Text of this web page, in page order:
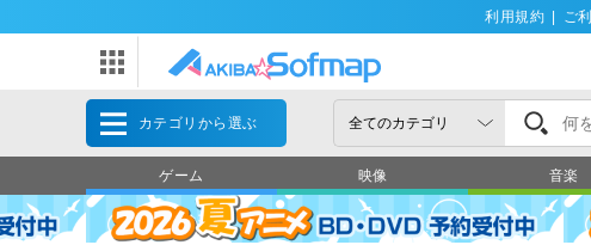
利用規約 ご
カテゴリから選ぶ
ゲーム 映像 音楽